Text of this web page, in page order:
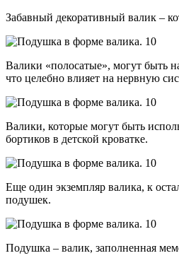
Забавный декоративный валик –
Валики «полосатые», могут быть
что целебно влияет на нервную
Валики, которые могут быть
бортиков в детской кроватке.
Еще один экземпляр валика, к
подушек.
Подушка – валик, заполненная